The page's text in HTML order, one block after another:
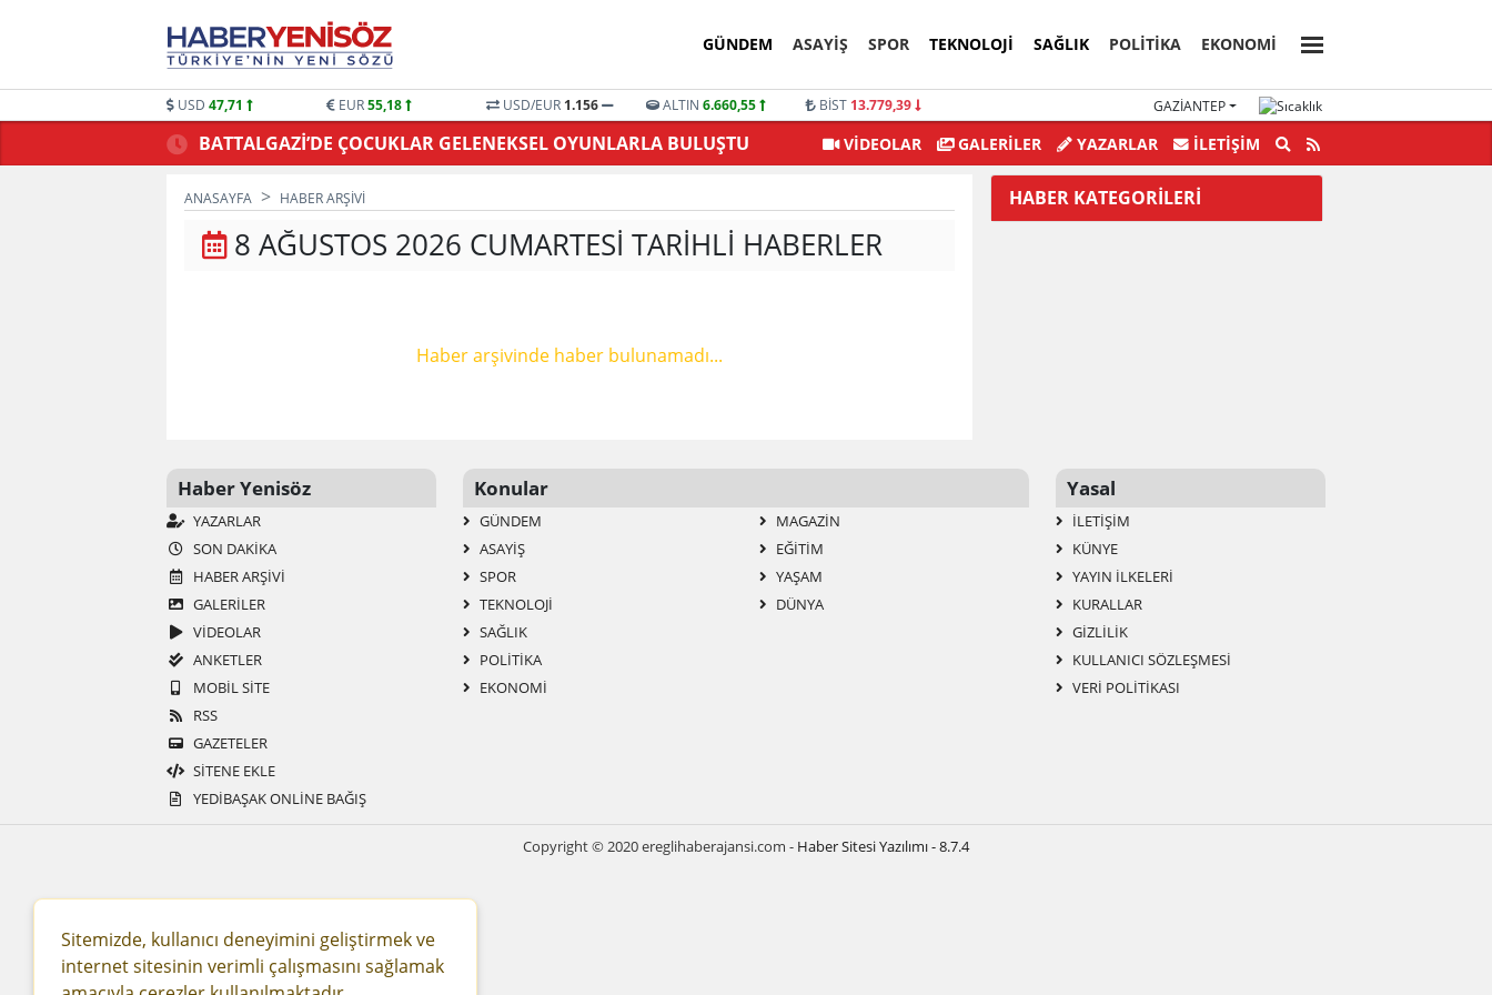
GÜNDEM ASAYİŞ SPOR TEKNOLOJI SAĞLIK POLİTİKA EKONOMİ
USD 47,71 EUR55,18 USD/EUR 1.156 ALTIN 6.660,55 BİST 13.779,39 GAZIANTEP
BATTALGAZİ’DE ÇOCUKLAR GELENEKSEL OYUNLARLA BULUŞTU Ekrem İmamoğlu'nun diploması iptal edildi
VİDEOLAR GALERİLER YAZARLAR İLETIŞIM
ANASAYFA HABER ARŞIVI
8 AĞUSTOS 2026 CUMARTESI TARIHLI HABERLER
Haber arşivinde haber bulunamadı...
HABER KATEGORİLERİ
Haber Yenisöz
YAZARLAR
SON DAKIKA
HABER ARŞIVI
GALERİLER
VİDEOLAR
ANKETLER
MOBIL SITE
RSS
GAZETELER
SITENE EKLE
YEDİBAŞAK ONLİNE BAĞIŞ
Konular
GÜNDEM
ASAYİŞ
SPOR
TEKNOLOJI
SAĞLIK
POLİTİKA
EKONOMİ
MAGAZIN
EĞITIM
YAŞAM
DÜNYA
Yasal
İLETIŞIM
KÜNYE
YAYIN İLKELERI
KURALLAR
GIZLILIK
KULLANICI SÖZLEŞMESI
VERI POLITIKASI
Sitemizde, kullanıcı deneyimini geliştirmek ve
internet sitesinin verimli çalışmasını sağlamak
Copyright © 2020 ereglihaberajansi.com - Haber Sitesi Yazılımı - 8.7.4